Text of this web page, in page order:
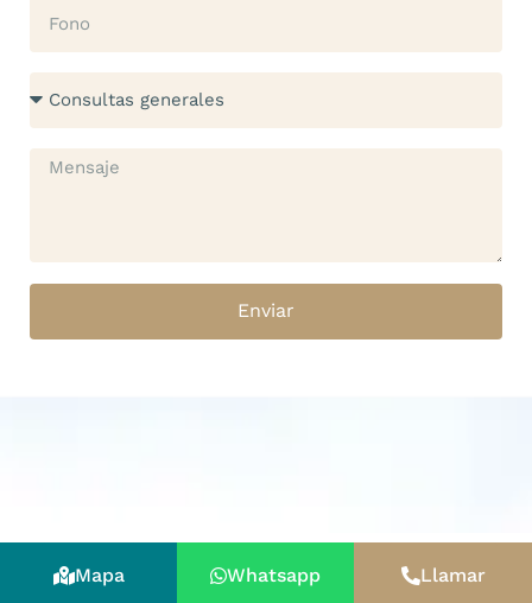
Enviar
Mapa Whatsapp Llamar